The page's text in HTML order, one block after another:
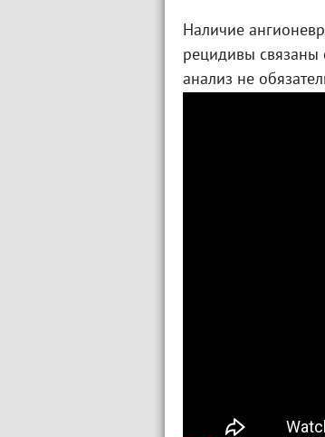
Наличие
рецидивы связаны
анализ не